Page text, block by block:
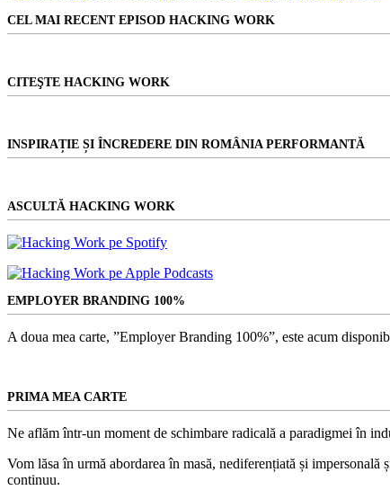
CEL MAI RECENT EPISOD HACKING WORK
CITEŞTE HACKING WORK
INSPIRAȚIE ȘI ÎNCREDERE DIN ROMÂNIA PERFORMANTĂ
ASCULTĂ HACKING WORK
EMPLOYER BRANDING 100%
A doua mea carte, ”Employer Branding 100%”, este acum
PRIMA MEA CARTE
Ne aflăm într-un moment de schimbare radicală a paradigmei în
Vom lăsa în urmă abordarea în masă, nediferențiată și
continuu.